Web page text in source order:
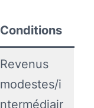
Conditions
Revenus
modestes/i
ntermédiair